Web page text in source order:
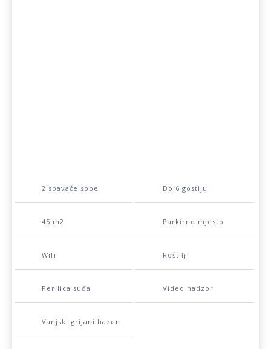
2 spavaće sobe Do 6 gostiju
45 m2 Parkirno mjesto
Wifi Roštilj
Perilica suđa Video nadzor
Vanjski grijani bazen